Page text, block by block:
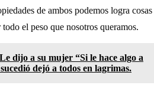
de ambos podemos logra cosas
el peso que nosotros queramos.
Le dijo a su mujer “Si le hace algo a
dejó a todos en lagrimas.